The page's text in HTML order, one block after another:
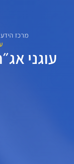
מרכז הידע
עוגני